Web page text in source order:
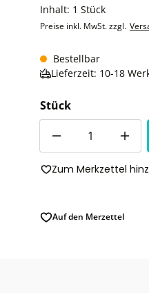
Inhalt: 1 Stück
Preise inkl. MwSt. zzgl.
Bestellbar
Lieferzeit: 10-18
Stück
Zum Merkzettel
Auf den Merzettel